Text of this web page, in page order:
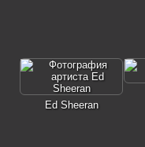
Ed Sheeran